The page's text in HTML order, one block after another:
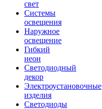
свет
Системы
освещения
Наружное
освещение
Гибкий
неон
Светодиодный
декор
Электроустановочные
изделия
Светодиоды